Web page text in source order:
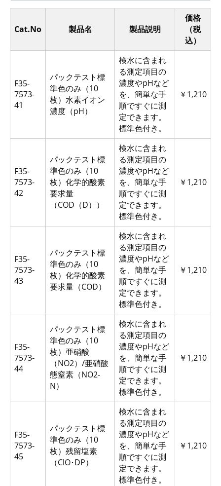
Cat.No 製品名 製品説明
価格
（税
込）
F35-
7573-
41
パックテスト標
準色のみ（10
枚）水素イオン
濃度（pH）
検水に含まれ
る測定項目の
濃度やpHなど
を、簡単な手
順ですぐに測
定できます。
標準色付き。
￥1,210
F35-
7573-
42
パックテスト標
準色のみ（10
枚）化学的酸素
要求量
（COD（D））
検水に含まれ
る測定項目の
濃度やpHなど
を、簡単な手
順ですぐに測
定できます。
標準色付き。
￥1,210
F35-
7573-
43
パックテスト標
準色のみ（10
枚）化学的酸素
要求量（COD）
検水に含まれ
る測定項目の
濃度やpHなど
を、簡単な手
順ですぐに測
定できます。
標準色付き。
￥1,210
F35-
7573-
44
パックテスト標
準色のみ（10
枚）亜硝酸
（NO2）/亜硝酸
態窒素（NO2-
N）
検水に含まれ
る測定項目の
濃度やpHなど
を、簡単な手
順ですぐに測
定できます。
標準色付き。
￥1,210
F35-
7573-
45
パックテスト標
準色のみ（10
枚）残留塩素
（ClO･DP）
検水に含まれ
る測定項目の
濃度やpHなど
を、簡単な手
順ですぐに測
定できます。
標準色付き。
￥1,210